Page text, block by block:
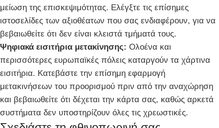
μείωση της επισκεψιμότητας. Ελέγξτε τις επίσημες
ιστοσελίδες των αξιοθέατων που σας ενδιαφέρουν, για να
βεβαιωθείτε ότι δεν είναι κλειστά τμήματά τους.
Ψηφιακά εισιτήρια μετακίνησης: Ολοένα και
περισσότερες ευρωπαϊκές πόλεις καταργούν τα χάρτινα
εισιτήρια. Κατεβάστε την επίσημη εφαρμογή
μετακινήσεων του προορισμού πριν από την αναχώρηση
και βεβαιωθείτε ότι δέχεται την κάρτα σας, καθώς αρκετά
συστήματα δεν υποστηρίζουν όλες τις χρεωστικές.